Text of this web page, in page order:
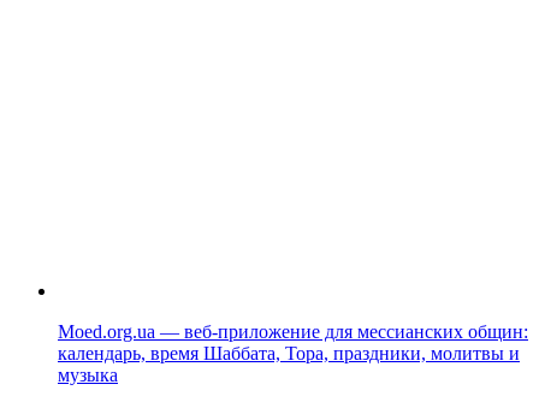
Moed.org.ua — веб-приложение для мессианских общин:
календарь, время Шаббата, Тора, праздники, молитвы и
музыка